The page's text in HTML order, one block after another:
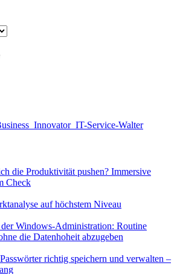
die Produktivität pushen? Immersive
Check
auf höchstem Niveau
Windows-Administration: Routine
die Datenhoheit abzugeben
richtig speichern und verwalten –